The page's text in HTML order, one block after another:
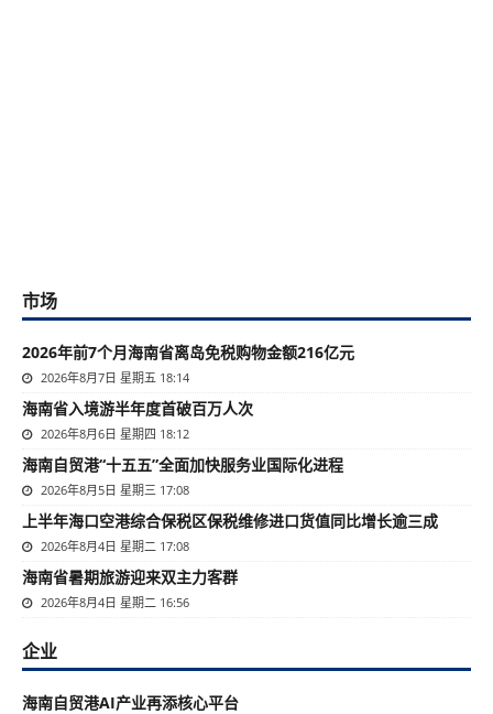
市场
2026年前7个月海南省离岛免税购物金额216亿元
2026年8月7日 星期五 18:14
海南省入境游半年度首破百万人次
2026年8月6日 星期四 18:12
海南自贸港“十五五”全面加快服务业国际化进程
2026年8月5日 星期三 17:08
上半年海口空港综合保税区保税维修进口货值同比增长逾三成
2026年8月4日 星期二 17:08
海南省暑期旅游迎来双主力客群
2026年8月4日 星期二 16:56
企业
海南自贸港AI产业再添核心平台